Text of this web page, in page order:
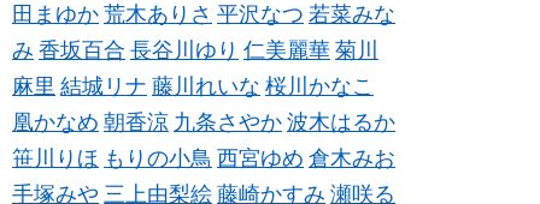
田まゆか 荒木ありさ 平沢なつ 若菜みな
み 香坂百合 長谷川ゆり 仁美麗華 菊川
麻里 結城リナ 藤川れいな 桜川かなこ
凰かなめ 朝香涼 九条さやか 波木はるか
笹川りほ もりの小鳥 西宮ゆめ 倉木みお
手塚みや 三上由梨絵 藤崎かすみ 瀬咲る